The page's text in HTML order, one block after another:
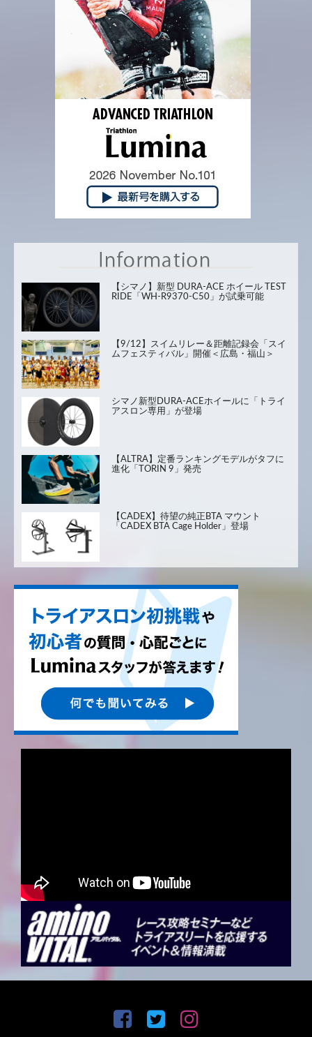
【シマノ】新型 DURA-ACE ホイール TEST
RIDE「WH-R9370-C50」が試乗可能
【9/12】スイムリレー＆距離記録会「スイ
ムフェスティバル」開催＜広島・福山＞
シマノ新型DURA-ACEホイールに「トライ
アスロン専用」が登場
【ALTRA】定番ランキングモデルがタフに
進化「TORIN 9」発売
【CADEX】待望の純正BTA マウント
「CADEX BTA Cage Holder」登場